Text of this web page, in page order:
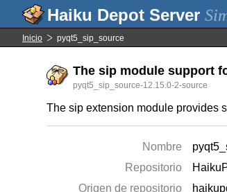
Inicio pyqt5_sip_source
The sip module support
pyqt5_sip_source-12.15.0-2-source
The sip extension module provides
Nombre
Repositorio
Origen de repositorio